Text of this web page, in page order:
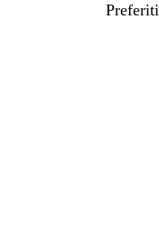
Preferiti